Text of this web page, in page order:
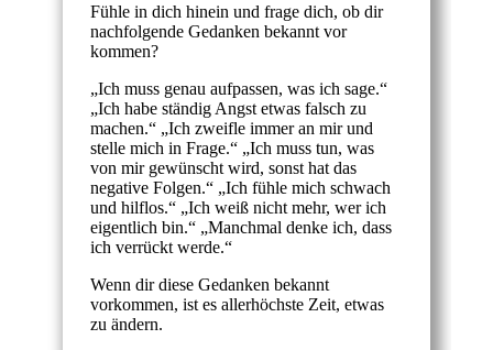
Fühle in dich hinein und frage dich, ob dir
nachfolgende Gedanken bekannt vor
kommen?
„Ich muss genau aufpassen, was ich sage.“
„Ich habe ständig Angst etwas falsch zu
machen.“ „Ich zweifle immer an mir und
stelle mich in Frage.“ „Ich muss tun, was
von mir gewünscht wird, sonst hat das
negative Folgen.“ „Ich fühle mich schwach
und hilflos.“ „Ich weiß nicht mehr, wer ich
eigentlich bin.“ „Manchmal denke ich, dass
ich verrückt werde.“
Wenn dir diese Gedanken bekannt
vorkommen, ist es allerhöchste Zeit, etwas
zu ändern.